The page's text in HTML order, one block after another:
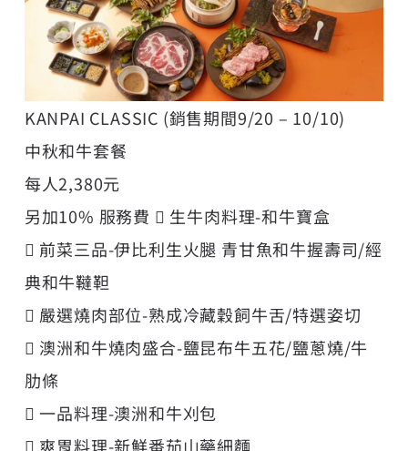
KANPAI CLASSIC (銷售期間9/20 – 10/10)
中秋和牛套餐
每人2,380元
另加10% 服務費  生牛肉料理-和牛寶盒
 前菜三品-伊比利生火腿 青甘魚和牛握壽司/經
典和牛韃靼
 嚴選燒肉部位-熟成冷藏穀飼牛舌/特選姿切
 澳洲和牛燒肉盛合-鹽昆布牛五花/鹽蔥燒/牛
肋條
 一品料理-澳洲和牛刈包
 爽胃料理-新鮮番茄山藥細麵